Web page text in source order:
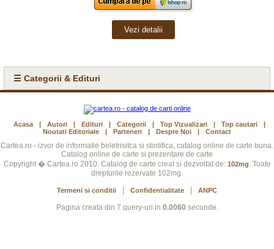
Vezi detalii
☰ Categorii & Edituri
Acasa | Autori | Edituri | Categorii | Top Vizualizari | Top cautari
|
Noutati Editoriale
| Parteneri | Despre Noi | Contact
Cartea.ro - izvor de informatie beletrisitca si stintifica, catalog online de carte buna.
Catalog online de carte si prezentare de carte
Copyright � Cartea.ro 2010. Catalog de carte creat si dezvoltat de: 102mg. Toate
drepturile rezervate 102mg.
Termeni si conditii Confidentialitate ANPC
Pagina creata din 7 query-uri in 0.0060 secunde.